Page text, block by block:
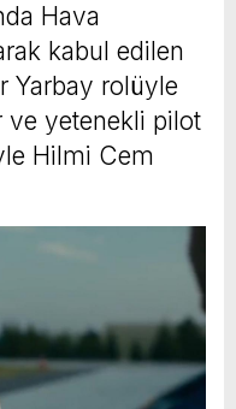
Hava
kabul edilen
Yarbay rolüyle
ve yetenekli pilot
Hilmi Cem